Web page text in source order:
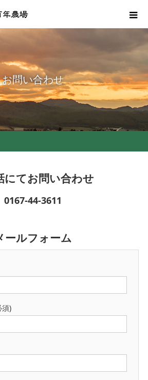
お問い合わせ
にてお問い合わせ
0167-44-3611
ールフォーム
須)